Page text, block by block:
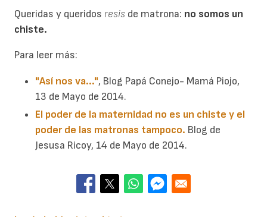
Queridas y queridos resis de matrona: no somos un
chiste.
Para leer más:
"Así nos va...", Blog Papá Conejo- Mamá Piojo,
13 de Mayo de 2014.
El poder de la maternidad no es un chiste y el
poder de las matronas tampoco. Blog de
Jesusa Ricoy, 14 de Mayo de 2014.